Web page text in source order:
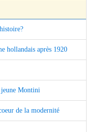
hollandais après 1920
Montini
de la modernité